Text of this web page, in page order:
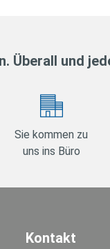
Überall und
Sie kommen zu
uns ins Büro
Kontakt